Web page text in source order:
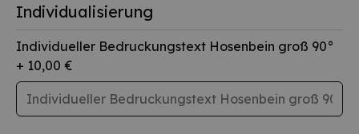
Individualisierung
Individueller Bedruckungstext Hosenbein groß 90°
+ 10,00 €